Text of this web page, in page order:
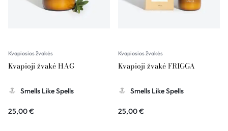
Kvapiosios žvakės
Kvapioji žvakė HAG
Smells Like Spells
25,00€
Kvapiosios žvakės
Kvapioji žvakė FRIGGA
Smells Like Spells
25,00€